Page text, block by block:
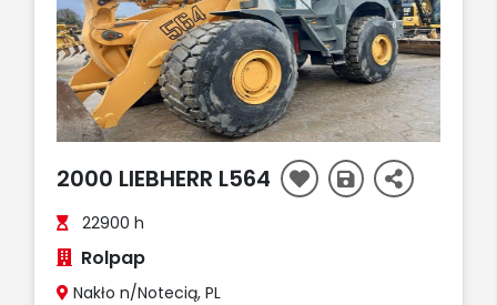
2000 LIEBHERR L564
22900 h
Rolpap
Nakło n/Notecią, PL